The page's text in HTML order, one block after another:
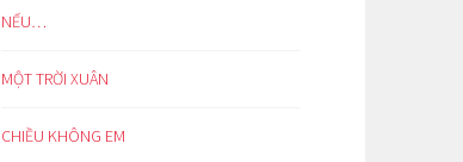
NẾU…
MỘT TRỜI XUÂN
CHIỀU KHÔNG EM